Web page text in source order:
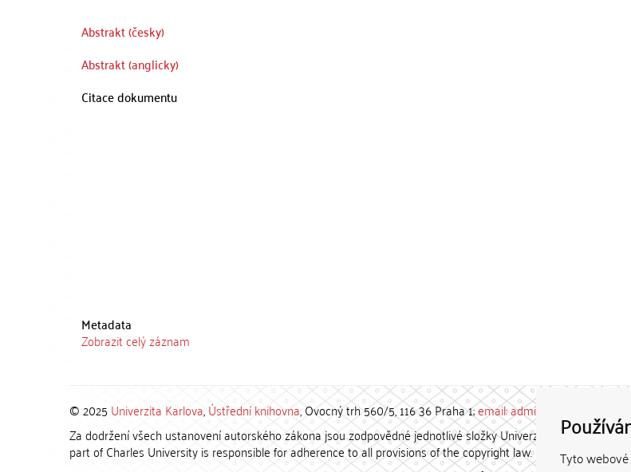
Tyto
Abstrakt (česky)
Abstrakt (anglicky)
Citace dokumentu
Metadata
Zobrazit celý záznam
© 2025 Univerzita Karlova,Ústřední knihovna, Ovocný trh 560/5, 116 36 Praha 1;email: admin-repozitar [at]
Za dodržení všech ustanovení autorského zákona jsou zodpovědné jednotlivé složky Univerzity Karlovy. /
part of Charles University is responsible for adherence to all provisions of the copyright law.